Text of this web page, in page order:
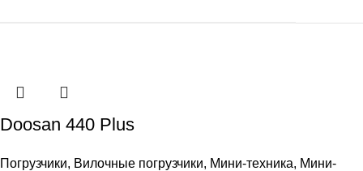
Doosan 440 Plus
Погрузчики, Вилочные погрузчики, Мини-техника, Мини-